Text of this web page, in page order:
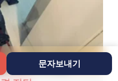
문자보내기